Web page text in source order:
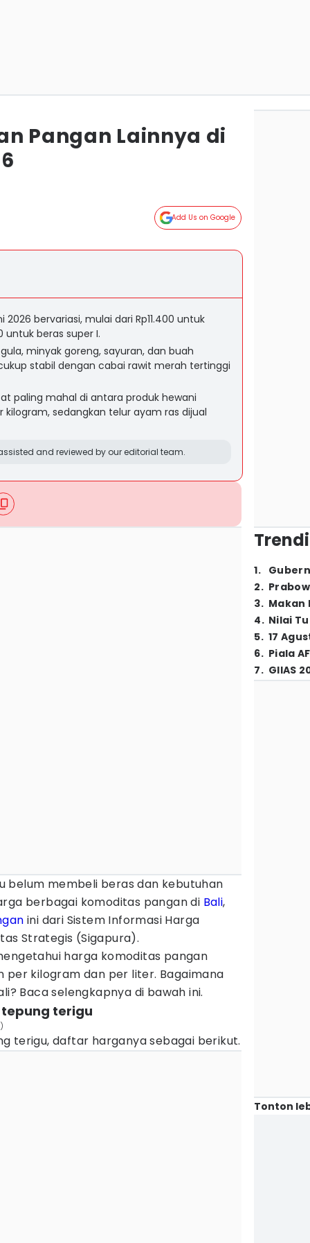
Pangan Lainnya di
Add Us on Google
2026 bervariasi, mulai dari Rp11.400 untuk
untuk beras super I.
minyak goreng, sayuran, dan buah
stabil dengan cabai rawit merah tertinggi
paling mahal di antara produk hewani
kilogram, sedangkan telur ayam ras dijual
and reviewed by our editorial team.
belum membeli beras dan kebutuhan
berbagai komoditas pangan di Bali,
ini dari Sistem Informasi Harga
Strategis (Sigapura).
harga komoditas pangan
per kilogram dan per liter. Bagaimana
Baca selengkapnya di bawah ini.
tepung terigu
terigu, daftar harganya sebagai berikut.
1.
2.
3. Makan
4. Nilai
5. 17
6. Piala
7. GIIAS
Tonton